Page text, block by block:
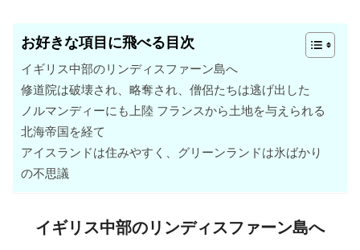
お好きな項目に飛べる目次
イギリス中部のリンディスファーン島へ
修道院は破壊され、略奪され、僧侶たちは逃げ出した
ノルマンディーにも上陸 フランスから土地を与えられる
北海帝国を経て
アイスランドは住みやすく、グリーンランドは氷ばかり
の不思議
イギリス中部のリンディスファーン島へ